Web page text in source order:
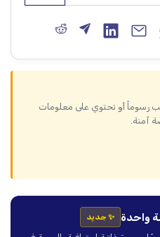
رسوماً أو تحتوي على معلومات
آمنة.
واحدة ✨ جديد